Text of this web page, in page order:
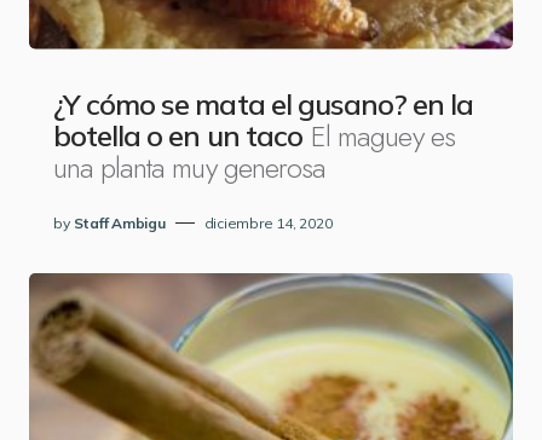
¿Y cómo se mata el gusano? en la
botella o en un taco El maguey es
una planta muy generosa
by Staff Ambigu diciembre 14, 2020